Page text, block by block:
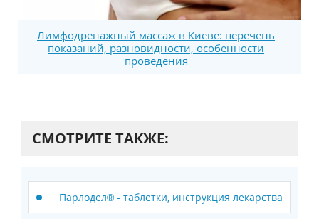
Лимфодренажный массаж в Киеве: перечень
показаний, разновидности, особенности
проведения
СМОТРИТЕ ТАКЖЕ:
Парлодел® - таблетки, инструкция лекарства